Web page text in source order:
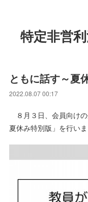
特定非営
ともに話す～夏
2022.08.07 00:17
８月３日、会員向け
夏休み特別版」を行いま